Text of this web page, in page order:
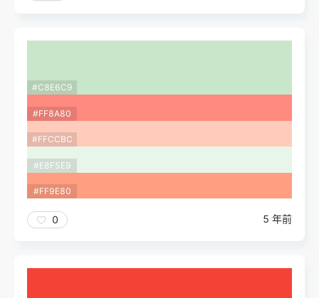
#C8E6C9
#FF8A80
#FFCCBC
#E8F5E9
#FF9E80
0 5 年前